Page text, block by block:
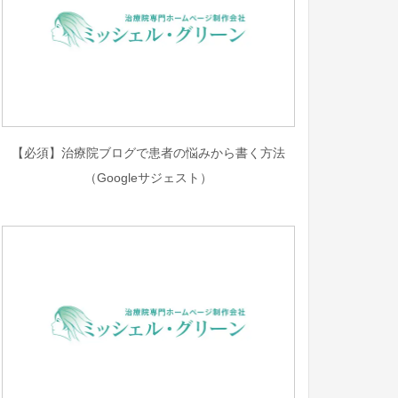
【必須】治療院ブログで患者の悩みから書く方法
（Googleサジェスト）